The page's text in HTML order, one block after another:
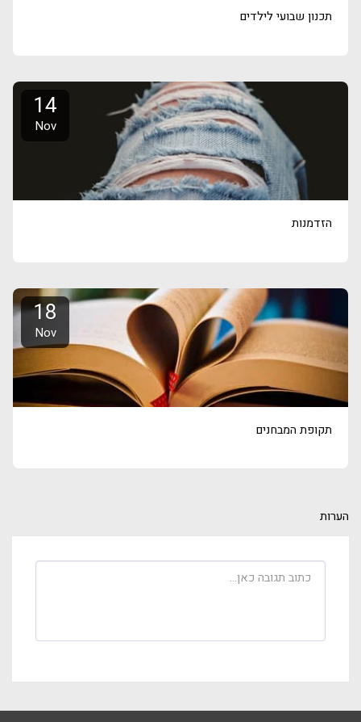
תכנון שבועי לילדים
14
Nov
הזדמנות
18
Nov
תקופת המבחנים
הערות